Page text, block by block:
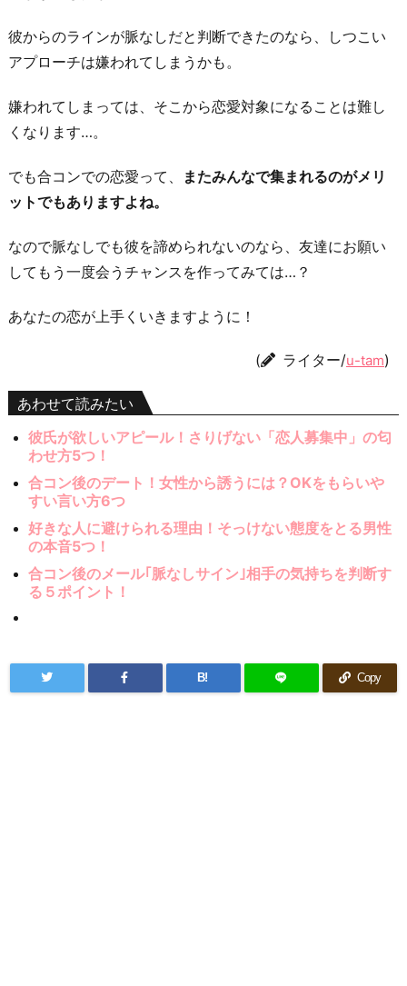
彼からのラインが脈なしだと判断できたのなら、しつこい
アプローチは嫌われてしまうかも。
嫌われてしまっては、そこから恋愛対象になることは難し
くなります…。
でも合コンでの恋愛って、
またみんなで集まれるのがメリ
ットでもありますよね。
なので脈なしでも彼を諦められないのなら、友達にお願い
してもう一度会うチャンスを作ってみては…？
あなたの恋が上手くいきますように！
( ライター/u-tam)
あわせて読みたい
彼氏が欲しいアピール！さりげない「恋人募集中」の匂
わせ方5つ！
合コン後のデート！女性から誘うには？OKをもらいや
すい言い方6つ
好きな人に避けられる理由！そっけない態度をとる男性
の本音5つ！
合コン後のメール｢脈なしサイン｣相手の気持ちを判断す
る５ポイント！
B! Copy